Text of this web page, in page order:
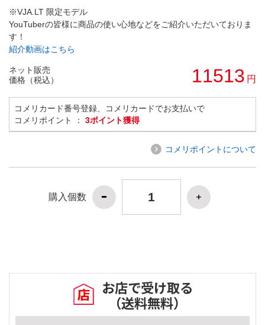
※VJA.LT 限定モデル
YouTuberの皆様に商品の使い心地などをご紹介いただいておりま
す！
紹介動画はこちら
ネット販売
価格（税込）
11513 円
コメリカード番号登録、コメリカードでお支払いで
コメリポイント ： 3ポイント獲得
コメリポイントについて
購入個数
お店で受け取る
（送料無料）